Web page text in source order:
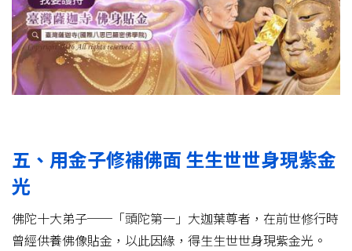
五、用金子修補佛面 生生世世身現紫金
光
佛陀十大弟子──「頭陀第一」大迦葉尊者，在前世修行時
曾經供養佛像貼金，以此因緣，得生生世世身現紫金光。